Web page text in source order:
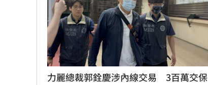
力麗總裁郭銓慶涉內線交易 3百萬交保